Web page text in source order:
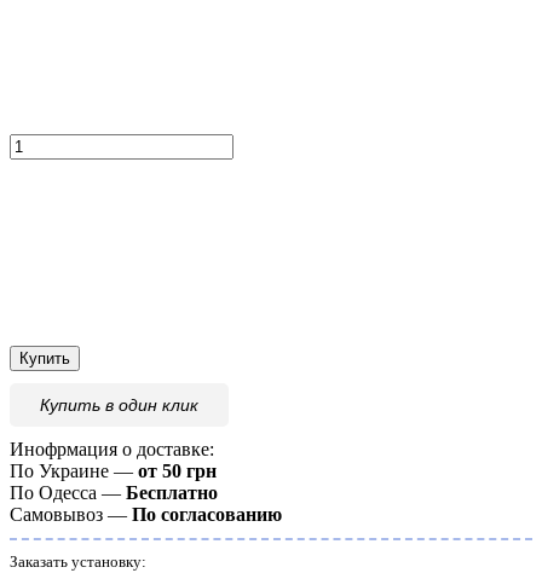
Купить
Купить в один клик
Инофрмация о доставке:
По Украине — от 50 грн
По Одесса — Бесплатно
Самовывоз — По согласованию
Заказать установку: